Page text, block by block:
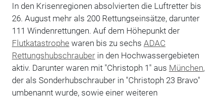
In den Krisenregionen absolvierten die Luftretter bis
26. August mehr als 200 Rettungseinsätze, darunter
111 Windenrettungen. Auf dem Höhepunkt der
Flutkatastrophe waren bis zu sechs ADAC
Rettungshubschrauberin den Hochwassergebieten
aktiv. Darunter waren mit "Christoph 1" aus München,
der als Sonderhubschrauber in "Christoph 23 Bravo"
umbenannt wurde, sowie einer weiteren